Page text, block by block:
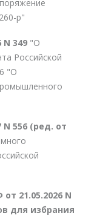
р"
349 "О
Российской
"О
556 (ред. от
21.05.2026 N
для избрания